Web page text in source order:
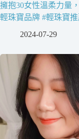
擁抱30女性溫柔力量
輕珠寶品牌 #輕珠寶
2024-07-29